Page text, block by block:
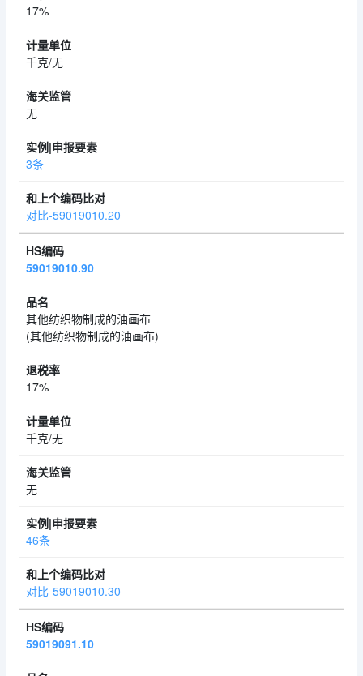
17%
千克/无
无
3条
对比-59019010.20
59019010.90
其他纺织物制成的油画布
(其他纺织物制成的油画布)
17%
千克/无
无
46条
对比-59019010.30
59019091.10